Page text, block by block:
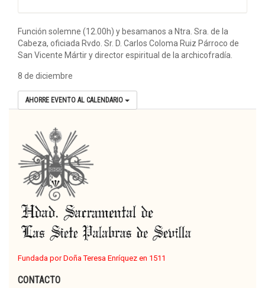
Función solemne (12.00h) y besamanos a Ntra. Sra. de la
Cabeza, oficiada Rvdo. Sr. D. Carlos Coloma Ruiz Párroco de
San Vicente Mártir y director espiritual de la archicofradía.
8 de diciembre
AHORRE EVENTO AL CALENDARIO
Fundada por Doña Teresa Enríquez en 1511
CONTACTO